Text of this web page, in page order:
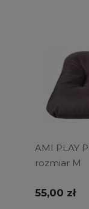
AMI PLAY
rozmiar M
55,00 zł